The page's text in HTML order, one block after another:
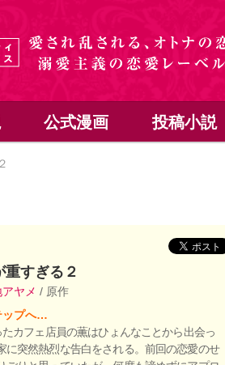
公式漫画 投稿小説
すぎる２
ヤメ / 原作
ップへ…
たカフェ店員の薫はひょんなことから出会っ
に突然熱烈な告白をされる。前回の恋愛のせ